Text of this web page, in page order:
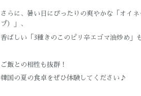
さらに、暑い日にぴったりの爽やかな「オイ
プ）」、
香ばしい「3種きのこのピリ辛エゴマ油炒め」
ご飯との相性も抜群！
韓国の夏の食卓をぜひ体験してください♪